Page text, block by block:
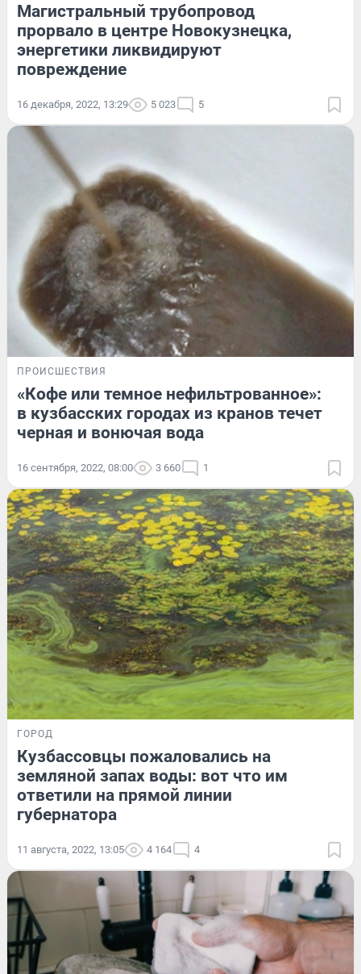
Магистральный трубопровод
прорвало в центре Новокузнецка,
энергетики ликвидируют
повреждение
16 декабря, 2022, 13:29 5 023 5
ПРОИСШЕСТВИЯ
«Кофе или темное нефильтрованное»:
в кузбасских городах из кранов течет
черная и вонючая вода
16 сентября, 2022, 08:00 3 660 1
ГОРОД
Кузбассовцы пожаловались на
земляной запах воды: вот что им
ответили на прямой линии
губернатора
11 августа, 2022, 13:05 4 164 4